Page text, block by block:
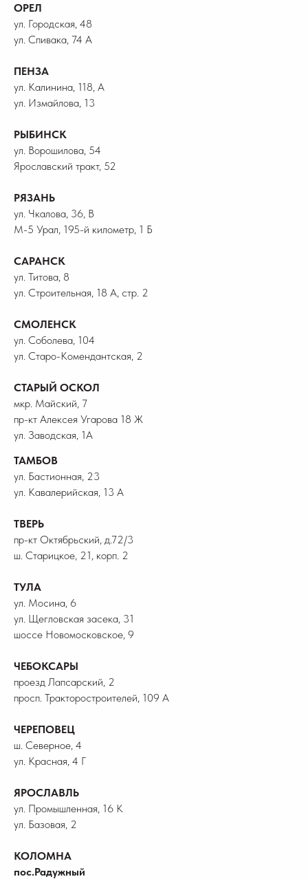
ОРЕЛ
ул. Городская, 48
ул. Спивака, 74 А
ПЕНЗА
ул. Калинина, 118, А
ул. Измайлова, 13
РЫБИНСК
ул. Ворошилова, 54
Ярославский тракт, 52
РЯЗАНЬ
ул. Чкалова, 36, В
М-5 Урал, 195-й километр, 1 Б
САРАНСК
ул. Титова, 8
ул. Строительная, 18 А, стр. 2
СМОЛЕНСК
ул. Соболева, 104
ул. Старо-Комендантская, 2
СТАРЫЙ ОСКОЛ
мкр. Майский, 7
пр-кт Алексея Угарова 18 Ж
ул. Заводская, 1А
ТАМБОВ
ул. Бастионная, 23
ул. Кавалерийская, 13 А
ТВЕРЬ
пр-кт Октябрьский, д.72/3
ш. Старицкое, 21, корп. 2
ТУЛА
ул. Мосина, 6
ул. Щегловская засека, 31
шоссе Новомосковское, 9
ЧЕБОКСАРЫ
проезд Лапсарский, 2
просп. Тракторостроителей, 109 А
ЧЕРЕПОВЕЦ
ш. Северное, 4
ул. Красная, 4 Г
ЯРОСЛАВЛЬ
ул. Промышленная, 16 К
ул. Базовая, 2
КОЛОМНА
пос.Радужный